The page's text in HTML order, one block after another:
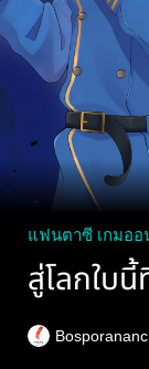
แฟนตาซี เกมออ
สู่โลกใบ